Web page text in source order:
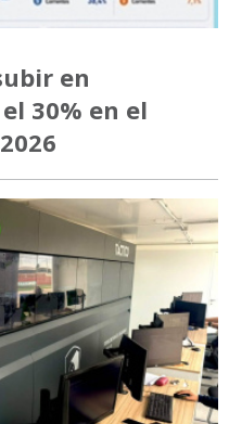
en
30% en el